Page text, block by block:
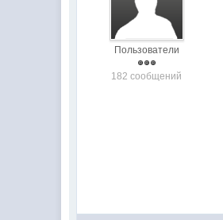
Пользователи
182 сообщений